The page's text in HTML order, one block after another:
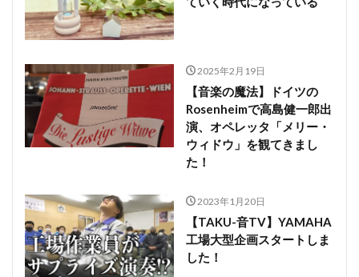
2025年2月19日
【音楽の魔法】ドイツの
Rosenheimで高島健一郎出
演、オペレッタ「メリー・
ウィドウ」を観てきまし
た！
2023年1月20日
【TAKU-音TV】YAMAHA
工場大型企画スタートしま
した！